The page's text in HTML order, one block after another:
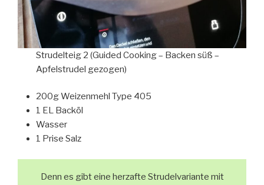
Strudelteig 2 (Guided Cooking – Backen süß –
Apfelstrudel gezogen)
200g Weizenmehl Type 405
1 EL Backöl
Wasser
1 Prise Salz
Denn es gibt eine herzafte Strudelvariante mit